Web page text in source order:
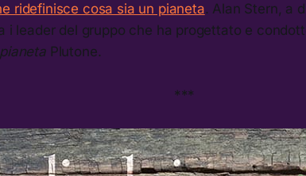
ridefinisce cosa sia un pianeta. Alan Stern, a
i leader del gruppo che ha progettato e
Plutone.
***